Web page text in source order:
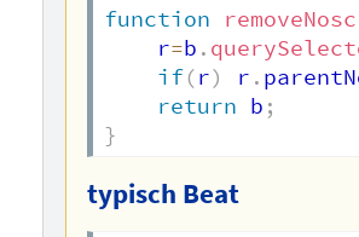
function
	r
=b .
if(r) r .
return b ;
}
typisch Beat